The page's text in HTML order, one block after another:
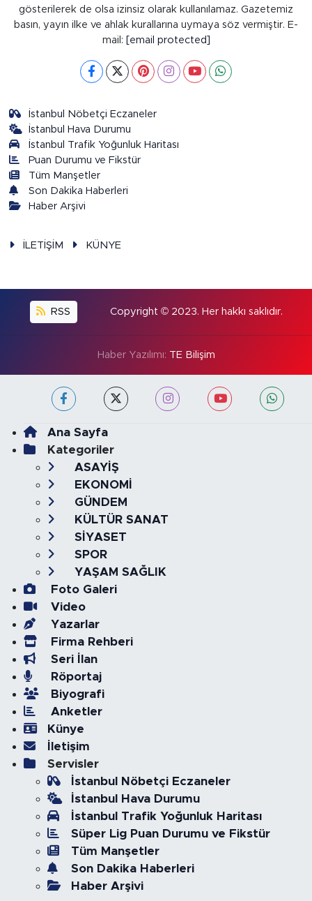
gösterilerek de olsa izinsiz olarak kullanılamaz. Gazetemiz
basın, yayın ilke ve ahlak kurallarına uymaya söz vermiştir. E-
mail: [email protected]
İstanbul Nöbetçi Eczaneler
İstanbul Hava Durumu
İstanbul Trafik Yoğunluk Haritası
Puan Durumu ve Fikstür
Tüm Manşetler
Son Dakika Haberleri
Haber Arşivi
İLETİŞİM KÜNYE
RSS Copyright © 2023. Her hakkı saklıdır.
Haber Yazılımı: TE Bilişim
Ana Sayfa
Kategoriler
ASAYİŞ
EKONOMİ
GÜNDEM
KÜLTÜR SANAT
SİYASET
SPOR
YAŞAM SAĞLIK
Foto Galeri
Video
Yazarlar
Firma Rehberi
Seri İlan
Röportaj
Biyografi
Anketler
Künye
İletişim
Servisler
İstanbul Nöbetçi Eczaneler
İstanbul Hava Durumu
İstanbul Trafik Yoğunluk Haritası
Süper Lig Puan Durumu ve Fikstür
Tüm Manşetler
Son Dakika Haberleri
Haber Arşivi